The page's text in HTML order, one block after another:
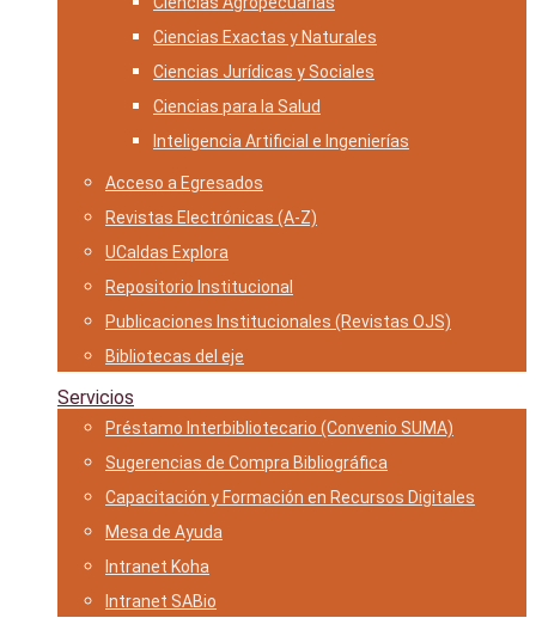
Ciencias Exactas y Naturales
Ciencias Jurídicas y Sociales
Ciencias para la Salud
Inteligencia Artificial e Ingenierías
Acceso a Egresados
Revistas Electrónicas (A-Z)
UCaldas Explora
Repositorio Institucional
Publicaciones Institucionales (Revistas OJS)
Bibliotecas del eje
Servicios
Préstamo Interbibliotecario (Convenio SUMA)
Sugerencias de Compra Bibliográfica
Capacitación y Formación en Recursos Digitales
Mesa de Ayuda
Intranet Koha
Intranet SABio